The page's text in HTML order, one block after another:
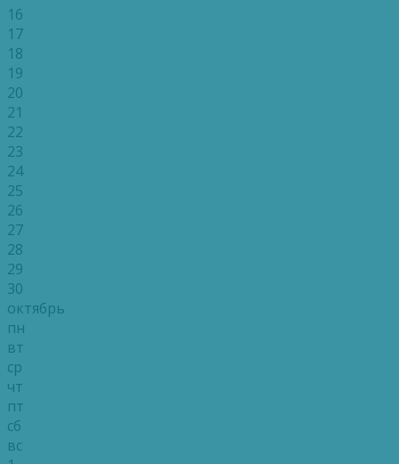
16
17
18
19
20
21
22
23
24
25
26
27
28
29
30
октябрь
пн
вт
ср
чт
пт
сб
вс